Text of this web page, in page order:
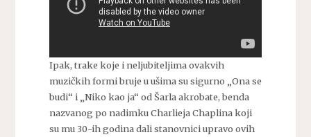
Ipak, trake koje i neljubiteljima ovakvih
muzičkih formi bruje u ušima su sigurno „Ona se
budi“ i „Niko kao ja“ od Šarla akrobate, benda
nazvanog po nadimku Charlieja Chaplina koji
su mu 30-ih godina dali stanovnici upravo ovih